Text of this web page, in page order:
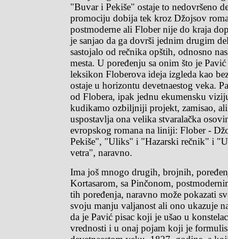
"Buvar i Pekiše" ostaje to nedovršeno
promociju dobija tek kroz Džojsov
postmoderne ali Flober nije do kraja
je sanjao da ga dovrši jednim drugim
sastojalo od rečnika opštih, odnosno
mesta. U poređenju sa onim što je
leksikon Floberova ideja izgleda kao
ostaje u horizontu devetnaestog veka.
od Flobera, ipak jednu ekumensku
kudikamo ozbiljniji projekt, zamisao,
uspostavlja ona velika stvaralačka
evropskog romana na liniji: Flober -
Pekiše", "Uliks" i "Hazarski rečnik" i
vetra", naravno.
Ima još mnogo drugih, brojnih,
Kortasarom, sa Pinčonom,
tih poređenja, naravno može pokazati
svoju manju valjanost ali ono ukazuje
da je Pavić pisac koji je ušao u
vrednosti i u onaj pojam koji je